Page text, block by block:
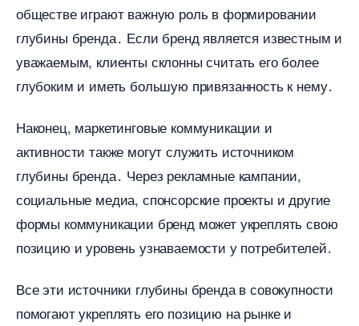
обществе играют важную роль в формировании
лубины бренда․ Если бренд является известным и
уважаемым, клиенты склонны считать его более
лубоким и иметь большую привязанность к нему․
Наконец, маркетинговые коммуникации и
активности также могут служить источником
лубины бренда․ Через рекламные кампании,
социальные медиа, спонсорские проекты и другие
формы коммуникации бренд может укреплять свою
позицию и уровень узнаваемости у потребителей․
се эти источники глубины бренда в совокупности
помогают укреплять его позицию на рынке и